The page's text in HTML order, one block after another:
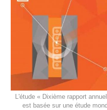
L'étude « Dixième rapport
est basée sur une étude